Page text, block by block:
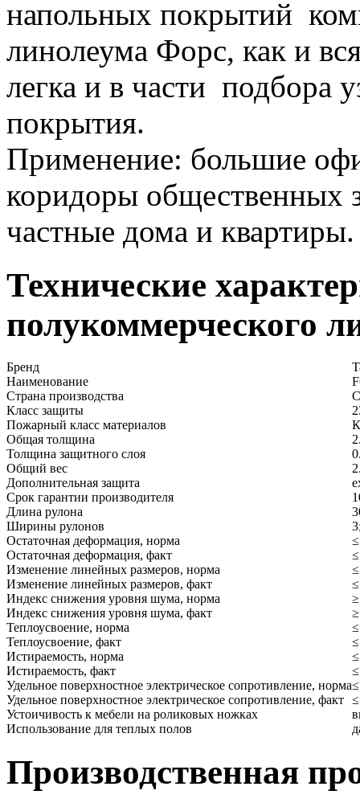
напольных покрытий
линолеума Форс, как и
легка и в части подбора
покрытия.
Применение: большие
коридоры общественных
частные дома и квартиры.
Технические
полукоммерческого
Бренд
Наименование
Страна производства
Класс защиты
Пожарный класс материалов
Общая толщина
Толщина защитного слоя
Общий вес
Дополнительная защита
Срок гарантии производителя
Длина рулона
Ширины рулонов
Остаточная деформация, норма
Остаточная деформация, факт
Изменение линейных размеров, норма
Изменение линейных размеров, факт
Индекс снижения уровня шума, норма
Индекс снижения уровня шума, факт
Теплоусвоение, норма
Теплоусвоение, факт
Истираемость, норма
Истираемость, факт
Удельное поверхностное электрическое сопротивление, норма
Удельное поверхностное электрическое сопротивление, факт
Устоичивость к мебели на роликовых ножках
Использование для теплых полов
Производственная